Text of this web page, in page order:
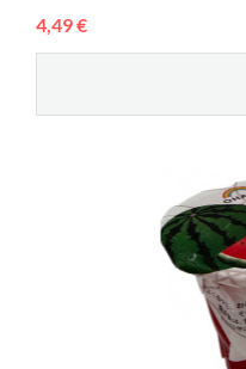
4,49 €